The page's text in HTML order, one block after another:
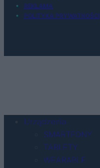
REKLAMA
POLITYKA PRYWATNOŚCI
Urządzenia
SMARTFONY
TABLETY
WEARABLE